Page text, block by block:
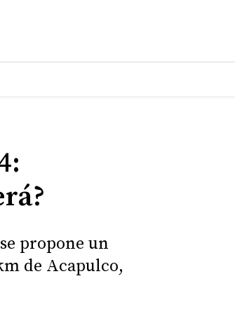
propone un
de Acapulco,